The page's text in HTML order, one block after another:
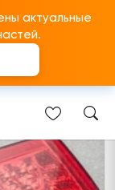
актуальные